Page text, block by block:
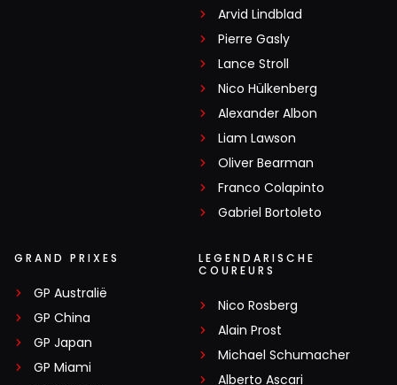
Arvid Lindblad
Pierre Gasly
Lance Stroll
Nico Hülkenberg
Alexander Albon
Liam Lawson
Oliver Bearman
Franco Colapinto
Gabriel Bortoleto
GRAND PRIXES
GP Australië
GP China
GP Japan
GP Miami
LEGENDARISCHE
COUREURS
Nico Rosberg
Alain Prost
Michael Schumacher
Alberto Ascari